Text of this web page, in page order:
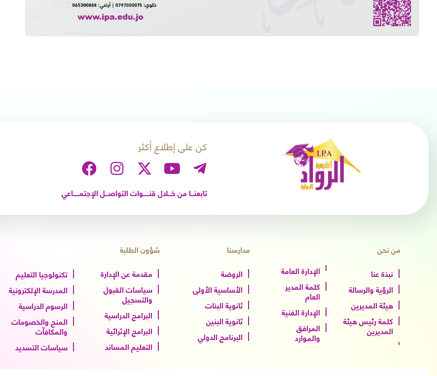
كن على إطلاع أكثر
تابعنـــا من خـــلال قنــــــوات التواصـــل الإجتمــــــاعي
من نحن
نبذة عنا
الرؤية والرسالة
هيئة المديرين
كلمة رئيس هيئة
المديرين
الإدارة العامة
كلمة المدير
العام
الإدارة الفنية
المرافق
والموارد
مدارسنا
الروضة
الأساسية الأولى
ثانوية البنات
ثانوية البنين
البرنامج الدولي
شؤون الطلبة
مقدمة عن الإدارة
سياسات القبول
والتسجيل
البرامج الدراسية
البرامج الإثرائية
التعليم المساند
تكنولوجيا التعليم
المدرسة الإلكترونية
الرسوم الدراسية
المنح والخصومات
والمكافآت
سياسات التسديد